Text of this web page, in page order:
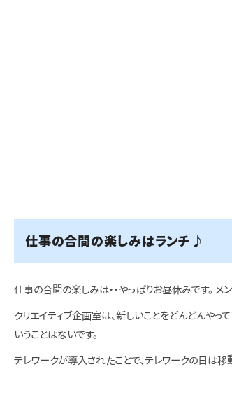
仕事の合間の楽しみはランチ♪
仕事の合間の楽しみは・・やっぱりお昼休みです。
クリエイティブ企画室は、新しいことをどんどんやっ
いうことはないです。
テレワークが導入されたことで、テレワークの日は